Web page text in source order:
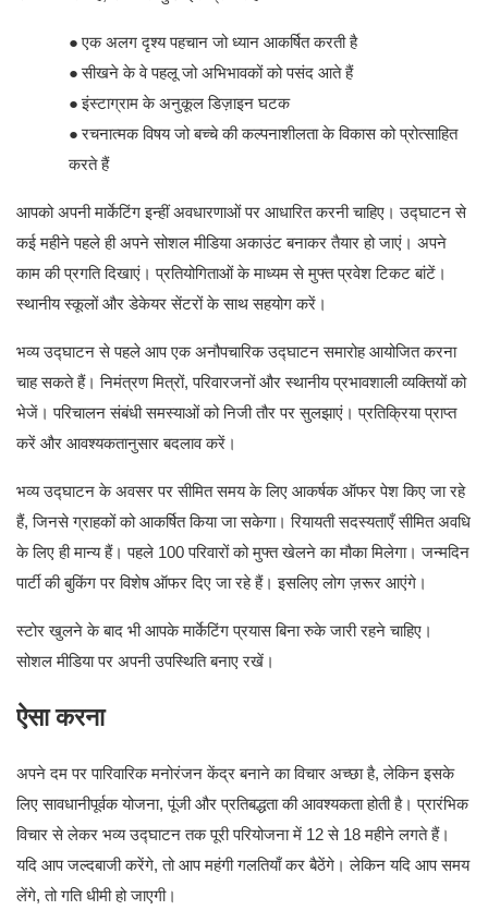
● एक अलग दृश्य पहचान जो ध्यान आकर्षित करती है
● सीखने के वे पहलू जो अभिभावकों को पसंद आते हैं
● इंस्टाग्राम के अनुकूल डिज़ाइन घटक
● रचनात्मक विषय जो बच्चे की कल्पनाशीलता के विकास को प्रोत्साहित
करते हैं
आपको अपनी मार्केटिंग इन्हीं अवधारणाओं पर आधारित करनी चाहिए। उद्घाटन से
कई महीने पहले ही अपने सोशल मीडिया अकाउंट बनाकर तैयार हो जाएं। अपने
काम की प्रगति दिखाएं। प्रतियोगिताओं के माध्यम से मुफ्त प्रवेश टिकट बांटें।
स्थानीय स्कूलों और डेकेयर सेंटरों के साथ सहयोग करें।
भव्य उद्घाटन से पहले आप एक अनौपचारिक उद्घाटन समारोह आयोजित करना
चाह सकते हैं। निमंत्रण मित्रों, परिवारजनों और स्थानीय प्रभावशाली व्यक्तियों को
भेजें। परिचालन संबंधी समस्याओं को निजी तौर पर सुलझाएं। प्रतिक्रिया प्राप्त
करें और आवश्यकतानुसार बदलाव करें।
भव्य उद्घाटन के अवसर पर सीमित समय के लिए आकर्षक ऑफर पेश किए जा रहे
हैं, जिनसे ग्राहकों को आकर्षित किया जा सकेगा। रियायती सदस्यताएँ सीमित अवधि
के लिए ही मान्य हैं। पहले 100 परिवारों को मुफ्त खेलने का मौका मिलेगा। जन्मदिन
पार्टी की बुकिंग पर विशेष ऑफर दिए जा रहे हैं। इसलिए लोग ज़रूर आएंगे।
स्टोर खुलने के बाद भी आपके मार्केटिंग प्रयास बिना रुके जारी रहने चाहिए।
सोशल मीडिया पर अपनी उपस्थिति बनाए रखें।
ऐसा करना
अपने दम पर पारिवारिक मनोरंजन केंद्र बनाने का विचार अच्छा है, लेकिन इसके
लिए सावधानीपूर्वक योजना, पूंजी और प्रतिबद्धता की आवश्यकता होती है। प्रारंभिक
विचार से लेकर भव्य उद्घाटन तक पूरी परियोजना में 12 से 18 महीने लगते हैं।
यदि आप जल्दबाजी करेंगे, तो आप महंगी गलतियाँ कर बैठेंगे। लेकिन यदि आप समय
लेंगे, तो गति धीमी हो जाएगी।